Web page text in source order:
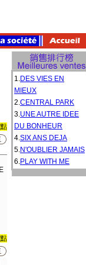
1.DES VIES EN
MIEUX
2.CENTRAL PARK
3.UNE AUTRE IDEE
DU BONHEUR
4.SIX ANS DEJA
5.N'OUBLIER JAMAIS
6.PLAY WITH ME